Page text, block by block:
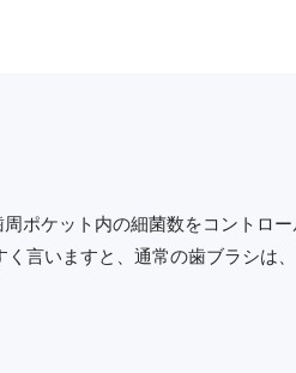
ポケット内の細菌数をコントロー
言いますと、通常の歯ブラシは